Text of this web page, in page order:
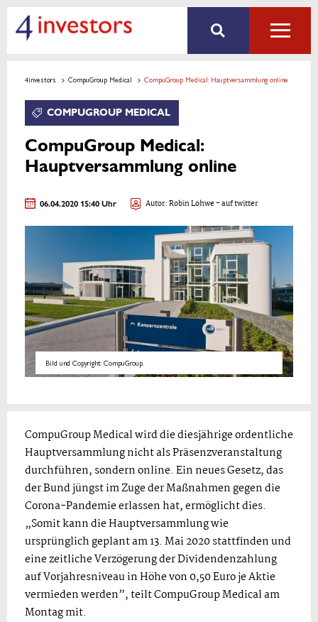
4investors CompuGroup Medical CompuGroup Medical: Hauptversammlung online
COMPUGROUP MEDICAL
CompuGroup Medical:
Hauptversammlung online
06.04.2020 15:40 Uhr Autor:Robin Lohwe- auf twitter
Bild und Copyright: CompuGroup.
CompuGroup Medical wird die diesjährige ordentliche
Hauptversammlung nicht als Präsenzveranstaltung
durchführen, sondern online. Ein neues Gesetz, das
der Bund jüngst im Zuge der Maßnahmen gegen die
Corona-Pandemie erlassen hat, ermöglicht dies.
„Somit kann die Hauptversammlung wie
ursprünglich geplant am 13. Mai 2020 stattfinden und
eine zeitliche Verzögerung der Dividendenzahlung
auf Vorjahresniveau in Höhe von 0,50 Euro je Aktie
vermieden werden”, teilt CompuGroup Medical am
Montag mit.